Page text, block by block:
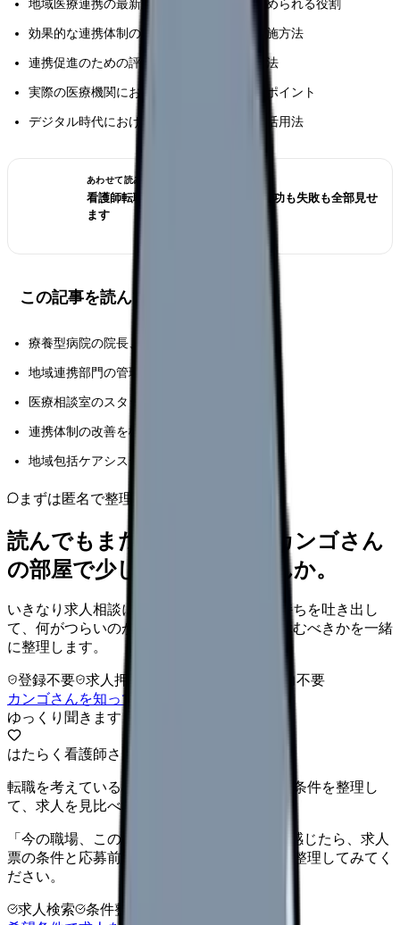
地域医療連携の最新動向と療養型病院に求められる役割
効果的な連携体制の構築手順と具体的な実施方法
連携促進のための評価指標と効果測定の方法
実際の医療機関における成功事例と改善のポイント
デジタル時代における新しい連携ツールの活用法
あわせて読みたい
看護師転職のリアル体験談12選｜成功も失敗も全部見せ
ます
この記事を読んでほしい人
療養型病院の院長、経営層の方々
地域連携部門の管理職、実務担当者
医療相談室のスタッフ
連携体制の改善を検討している医療従事者
地域包括ケアシステムの構築に関わる方々
まずは匿名で整理
読んでもまだ苦しいなら、カンゴさん
の部屋で少し話してみませんか。
いきなり求人相談には進みません。今の気持ちを吐き出し
て、何がつらいのか、辞めるべきか、少し休むべきかを一緒
に整理します。
登録不要 求人押し売りなし
病院名は入力不要
カンゴさんを知ってから相談する
ゆっくり聞きます
はたらく看護師さん 求人
転職を考えている看護師さんへ。まずは希望条件を整理し
て、求人を見比べられます。
「今の職場、このままでいいのかな...」そう感じたら、求人
票の条件と応募前に確認したい不安を分けて整理してみてく
ださい。
求人検索 条件整理